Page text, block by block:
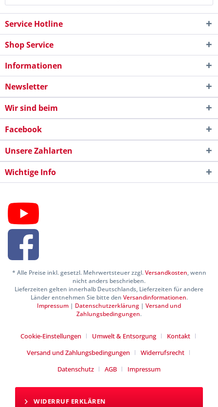
Service Hotline
Shop Service
Informationen
Newsletter
Wir sind beim
Facebook
Unsere Zahlarten
Wichtige Info
* Alle Preise inkl. gesetzl. Mehrwertsteuer zzgl.Versandkosten, wenn
nicht anders beschrieben.
Lieferzeiten gelten innerhalb Deutschlands, Lieferzeiten für andere
Länder entnehmen Sie bitte den Versandinformationen.
Impressum | Datenschutzerklärung | Versand und
Zahlungsbedingungen.
Cookie-Einstellungen Umwelt & Entsorgung
Kontakt
Versand und Zahlungsbedingungen
Widerrufsrecht
Datenschutz
AGB Impressum
WIDERRUF ERKLÄREN